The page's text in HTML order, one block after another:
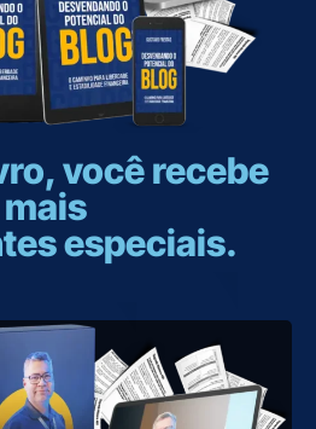
você recebe
mais
especiais.